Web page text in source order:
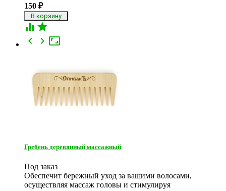
150 ₽
 

 
Гребень деревянный массажный
Под заказ
Обеспечит бережный уход за вашими волосами,
осуществляя массаж головы и стимулируя